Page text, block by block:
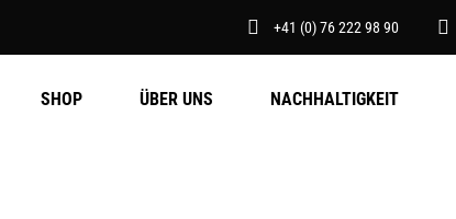
+41 (0) 76 222 98 90
SHOP ÜBER UNS NACHHALTIGKEIT